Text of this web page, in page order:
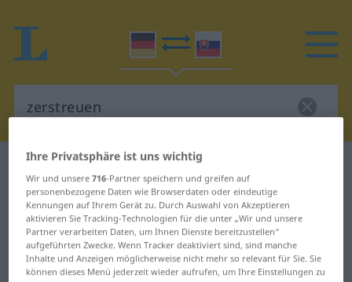
Deutsch-Slowakisch Wörterbuch
Deutsch-Slowakisch Übersetzung
für "zerstreuen"
"zerstreuen" Slowakisch
Ihre Privatsphäre ist uns wichtig
Wir und unsere716-Partner speichern und greifen auf
personenbezogene Daten wie Browserdaten oder eindeutige
Kennungen auf Ihrem Gerät zu. Durch Auswahl von Akzeptieren
aktivieren Sie Tracking-Technologien für die unter „Wir und unsere
Partner verarbeiten Daten, um Ihnen Dienste bereitzustellen“
aufgeführten Zwecke. Wenn Tracker deaktiviert sind, sind manche
Inhalte und Anzeigen möglicherweise nicht mehr so relevant für Sie. Sie
können dieses Menü jederzeit wieder aufrufen, um Ihre Einstellungen zu